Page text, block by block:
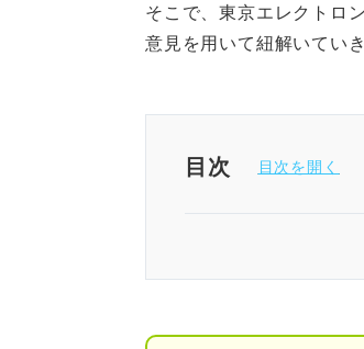
そこで、東京エレクトロ
意見を用いて紐解いてい
目次